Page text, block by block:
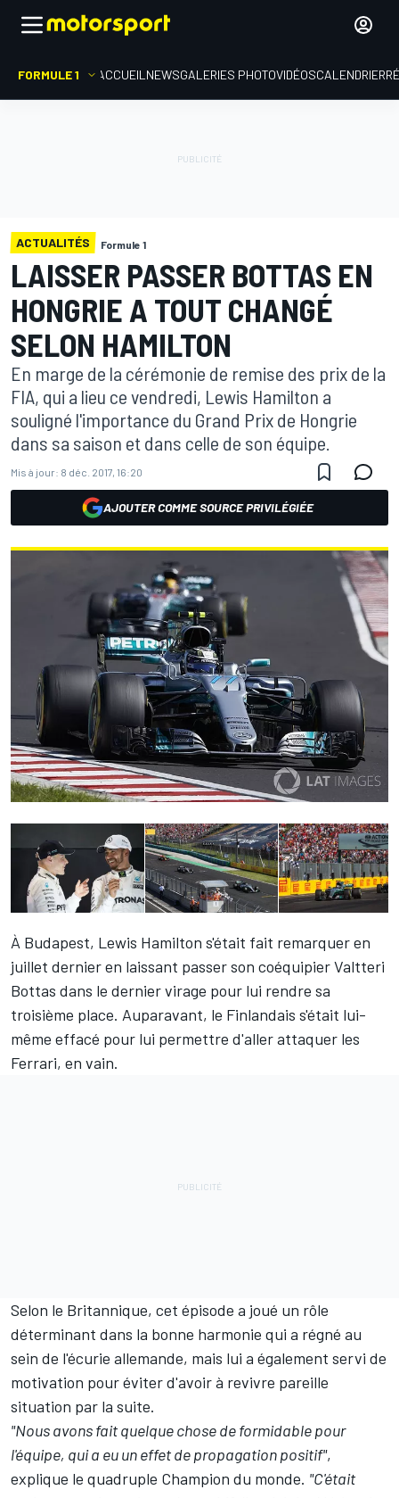
FORMULE 1 ACCUEIL NEWSGALERIES PHOTOVIDÉOSCALENDRIER
ACTUALITÉS Formule 1
LAISSER PASSER BOTTAS EN
HONGRIE A TOUT CHANGÉ
SELON HAMILTON
En marge de la cérémonie de remise des prix de la
FIA, qui a lieu ce vendredi, Lewis Hamilton a
souligné l'importance du Grand Prix de Hongrie
dans sa saison et dans celle de son équipe.
Mis à jour: 8 déc. 2017, 16:20
AJOUTER COMME SOURCE PRIVILÉGIÉE
À Budapest, Lewis Hamilton s'était fait remarquer en
juillet dernier en laissant passer son coéquipierValtteri
Bottas dans le dernier virage pour lui rendre sa
troisième place. Auparavant, le Finlandais s'était lui-
même effacé pour lui permettre d'aller attaquer les
Ferrari, en vain.
Selon le Britannique, cet épisode a joué un rôle
déterminant dans la bonne harmonie qui a régné au
sein de l'écurie allemande, mais lui a également servi de
motivation pour éviter d'avoir à revivre pareille
situation par la suite.
"Nous avons fait quelque chose de formidable pour
l'équipe, qui a eu un effet de propagation positif",
explique le quadruple Champion du monde. "C'était